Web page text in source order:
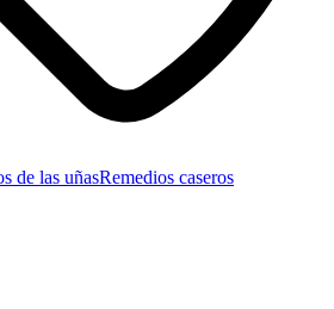
de las uñasRemedios caseros